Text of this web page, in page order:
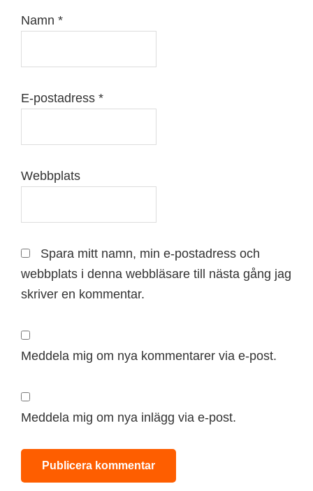
Namn *
E-postadress *
Webbplats
Spara mitt namn, min e-postadress och
webbplats i denna webbläsare till nästa gång jag
skriver en kommentar.
Meddela mig om nya kommentarer via e-post.
Meddela mig om nya inlägg via e-post.